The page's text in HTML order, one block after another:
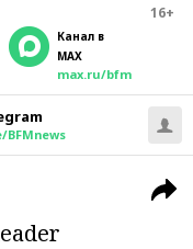
16+
Канал в
MAX
max.ru/bfm
BFMnews